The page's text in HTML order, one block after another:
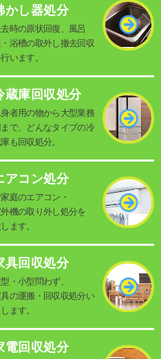
かし器処分
時の原状回復、風呂
浴槽の取外し撤去回収
います。
蔵庫回収処分
者用の物から大型業務
で、どんなタイプの冷
も回収処分。
アコン処分
家庭のエアコン・
機の取り外し処分を
ます。
具回収処分
・小型問わず、
の運搬・回収収処分い
ます。
電回収処分